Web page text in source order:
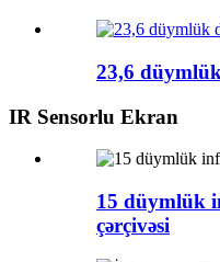
23,6
IR Sensorlu Ekran
15 düymlük
çərçivəsi